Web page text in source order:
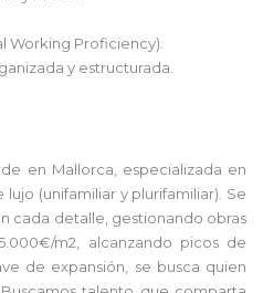
Working Proficiency).
y estructurada.
en Mallorca, especializada en
(unifamiliar y plurifamiliar). Se
cada detalle, gestionando obras
m2, alcanzando picos de
de expansión, se busca quien